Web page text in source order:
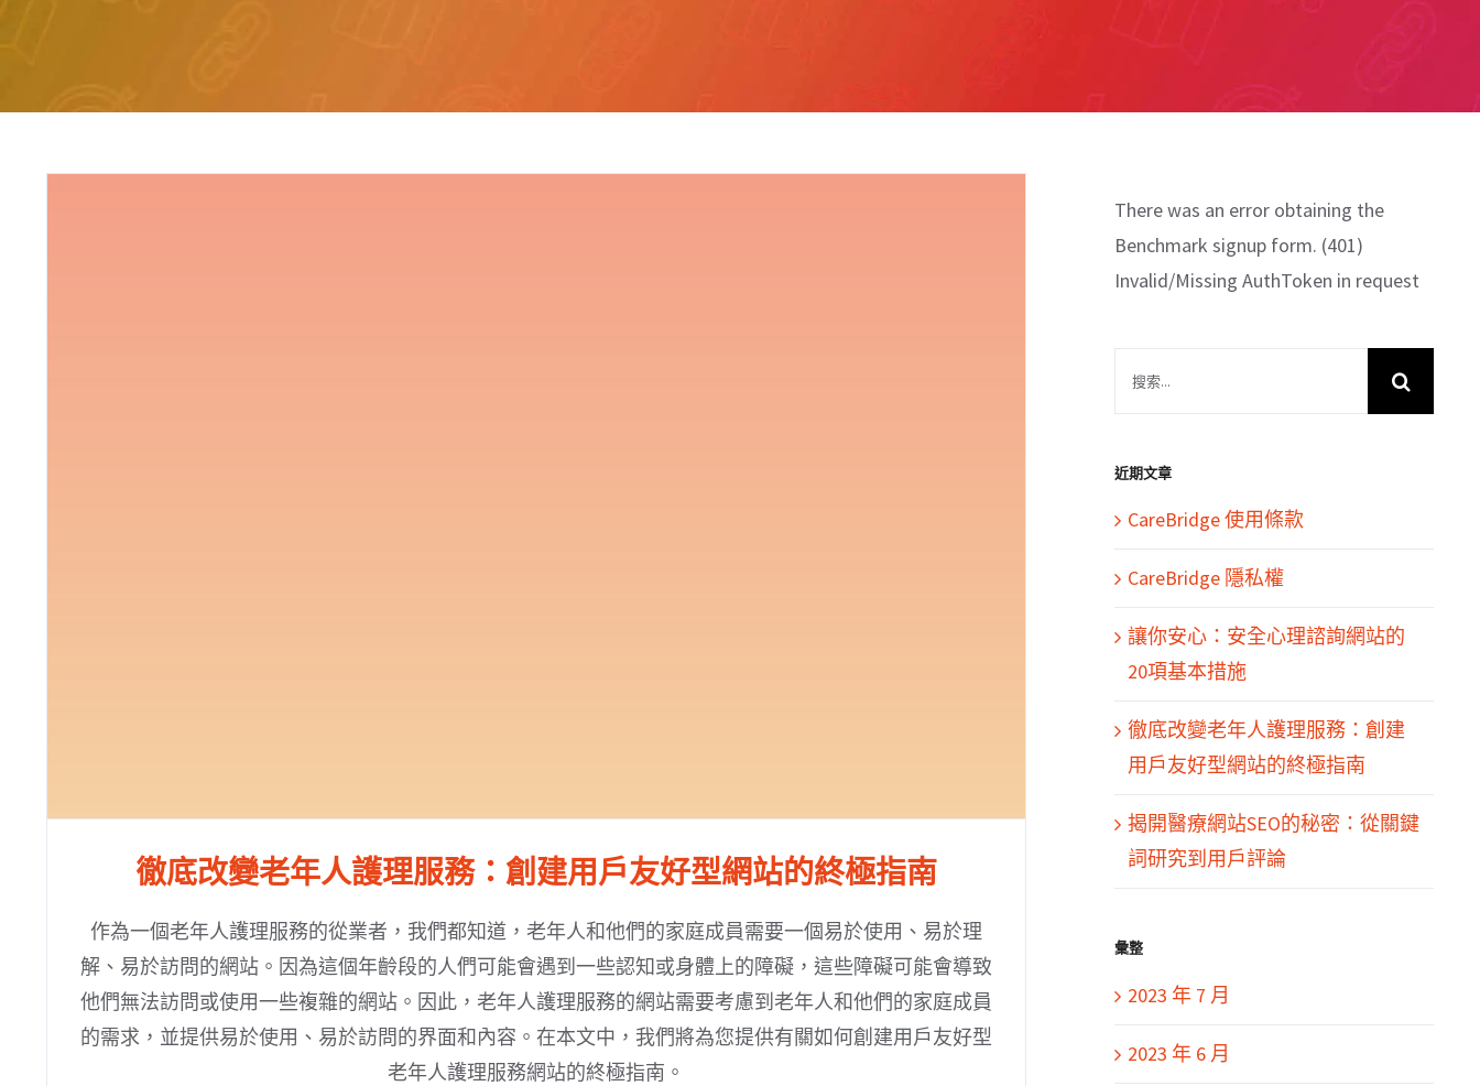
徹底改變老年人護理服務：創建用戶友好型網站的終極指南
作為一個老年人護理服務的從業者，我們都知道，老年人和他們的家庭成員需要一個易於使用、易於理
解、易於訪問的網站。因為這個年齡段的人們可能會遇到一些認知或身體上的障礙，這些障礙可能會導致
他們無法訪問或使用一些複雜的網站。因此，老年人護理服務的網站需要考慮到老年人和他們的家庭成員
的需求，並提供易於使用、易於訪問的界面和內容。在本文中，我們將為您提供有關如何創建用戶友好型
老年人護理服務網站的終極指南。
There was an error obtaining the
Benchmark signup form. (401)
Invalid/Missing AuthToken in request
果：
近期文章
CareBridge 使用條款
CareBridge 隱私權
讓你安心：安全心理諮詢網站的
20項基本措施
徹底改變老年人護理服務：創建
用戶友好型網站的終極指南
揭開醫療網站SEO的秘密：從關鍵
詞研究到用戶評論
彙整
2023 年 7 月
2023 年 6 月